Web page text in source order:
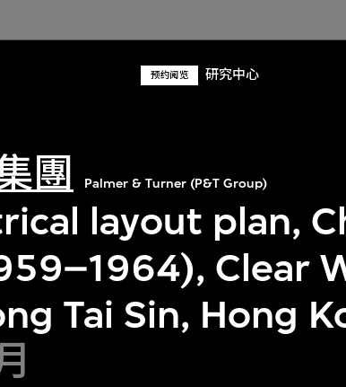
预约阅览 研究中心
團 Palmer & Turner (P&T Group)
layout plan,
Clear
Tai Sin, Hong